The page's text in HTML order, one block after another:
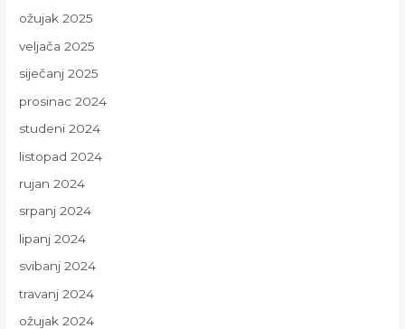
ožujak 2025
veljača 2025
siječanj 2025
prosinac 2024
studeni 2024
listopad 2024
rujan 2024
srpanj 2024
lipanj 2024
svibanj 2024
travanj 2024
ožujak 2024